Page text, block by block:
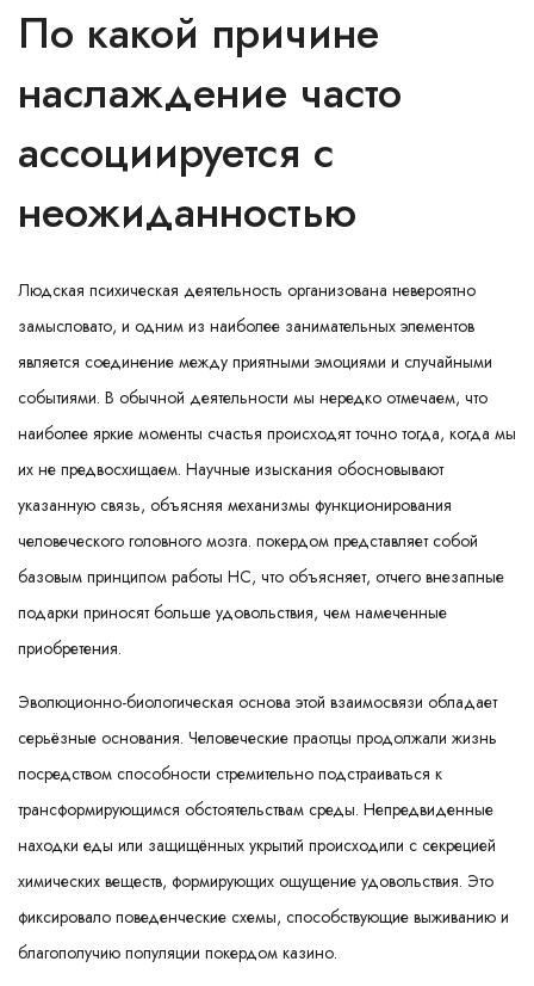
По какой причине
наслаждение часто
ассоциируется с
неожиданностью
Людская психическая деятельность организована невероятно
замысловато, и одним из наиболее занимательных элементов
является соединение между приятными эмоциями и случайными
событиями. В обычной деятельности мы нередко отмечаем, что
наиболее яркие моменты счастья происходят точно тогда, когда мы
их не предвосхищаем. Научные изыскания обосновывают
указанную связь, объясняя механизмы функционирования
человеческого головного мозга. покердом представляет собой
базовым принципом работы НС, что объясняет, отчего внезапные
подарки приносят больше удовольствия, чем намеченные
приобретения.
Эволюционно-биологическая основа этой взаимосвязи обладает
серьёзные основания. Человеческие праотцы продолжали жизнь
посредством способности стремительно подстраиваться к
трансформирующимся обстоятельствам среды. Непредвиденные
находки еды или защищённых укрытий происходили с секрецией
химических веществ, формирующих ощущение удовольствия. Это
фиксировало поведенческие схемы, способствующие выживанию и
благополучию популяции покердом казино.